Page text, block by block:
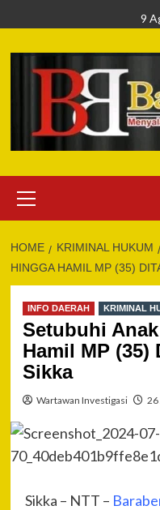
to
content
9
Menu
HOME KRIMINAL HUKUM
HINGGA HAMIL MP (35)
INFO DAERAH KRIMINAL
Setubuhi
Hamil MP
Sikka
Wartawan Investigasi 26
Sikka – NTT –